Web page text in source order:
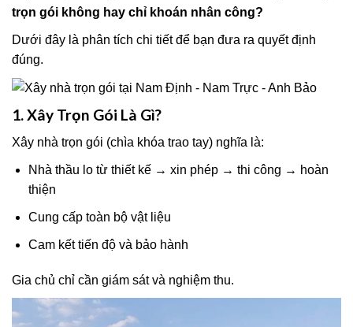
trọn gói không hay chỉ khoán nhân công?
Dưới đây là phân tích chi tiết để bạn đưa ra quyết định
đúng.
1. Xây Trọn Gói Là Gì?
Xây nhà trọn gói (chìa khóa trao tay) nghĩa là:
Nhà thầu lo từ thiết kế → xin phép → thi công → hoàn
thiện
Cung cấp toàn bộ vật liệu
Cam kết tiến độ và bảo hành
Gia chủ chỉ cần giám sát và nghiệm thu.